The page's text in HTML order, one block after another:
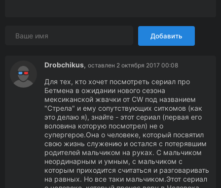
Добавить
Drobchikus, оставлен 2 октября 2017 00:08
Для тех, кто хочет посмотреть сериал про
Бетмена в ожидании нового сезона
мексиканской жвачки от CW под названием
"Стрела" и ему сопутствующих ситкомов (как
это делаю я), знайте - этот сериал (первая его
воловина которую посмотрел) не о
супергерое.Она о человеке, который посвятил
свою жизнь служению и остался с потерявшим
родителей мальчиком на руках. С мальчиком
неординарным и умным, с мальчиком с
которым приходится считаться и разговаривать
на равных. Но все таки мальчиком.Этот сериал